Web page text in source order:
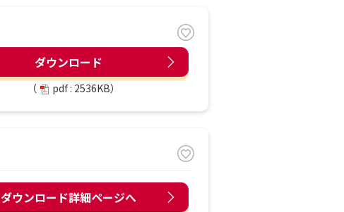
ダウンロード
（ pdf : 2536KB）
ダウンロード詳細ページへ